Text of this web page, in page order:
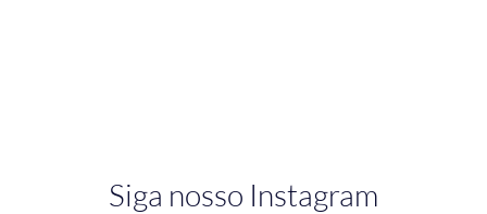
Siga nosso Instagram